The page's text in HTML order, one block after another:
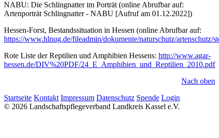
NABU: Die Schlingnatter im Porträt (online Abrufbar auf:
Artenporträt Schlingnatter - NABU [Aufruf am 01.12.2022])
Hessen-Forst, Bestandssituation in Hessen (online Abrufbar auf:
https://www.hlnug.de/fileadmin/dokumente/naturschutz/artenschutz/
Rote Liste der Reptilien und Amphibien Hessens: http://www.agar-
hessen.de/DIV%20PDF/24_E_Amphibien_und_Reptilien_2010.pdf
Nach oben
Startseite Kontakt Impressum Datenschutz Spende Login
© 2026 Landschaftspflegeverband Landkreis Kassel e.V.